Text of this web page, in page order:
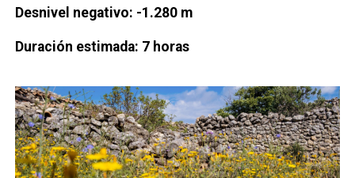
Desnivel negativo: -1.280 m
Duración estimada: 7 horas